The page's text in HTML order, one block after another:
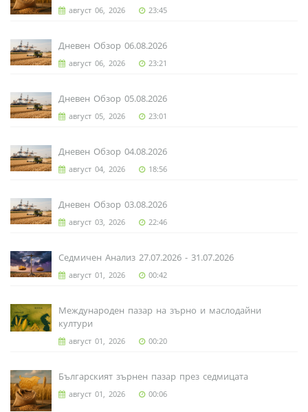
август 06, 2026 23:45
Дневен Обзор 06.08.2026
август 06, 2026 23:21
Дневен Обзор 05.08.2026
август 05, 2026 23:01
Дневен Обзор 04.08.2026
август 04, 2026 18:56
Дневен Обзор 03.08.2026
август 03, 2026 22:46
Седмичен Анализ 27.07.2026 - 31.07.2026
август 01, 2026 00:42
Международен пазар на зърно и маслодайни
култури
август 01, 2026 00:20
Българският зърнен пазар през седмицата
август 01, 2026 00:06